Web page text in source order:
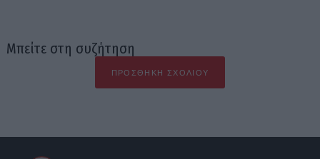
Μπείτε στη συζήτηση
ΠΡΟΣΘΉΚΗ ΣΧΟΛΊΟΥ